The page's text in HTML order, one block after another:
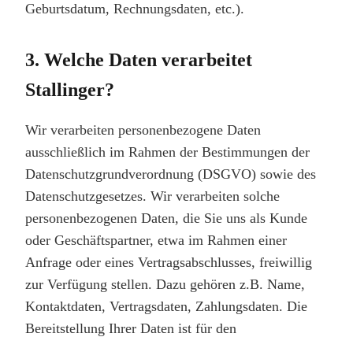
Geburtsdatum, Rechnungsdaten, etc.).
3. Welche Daten verarbeitet
Stallinger?
Wir verarbeiten personenbezogene Daten
ausschließlich im Rahmen der Bestimmungen der
Datenschutzgrundverordnung (DSGVO) sowie des
Datenschutzgesetzes. Wir verarbeiten solche
personenbezogenen Daten, die Sie uns als Kunde
oder Geschäftspartner, etwa im Rahmen einer
Anfrage oder eines Vertragsabschlusses, freiwillig
zur Verfügung stellen. Dazu gehören z.B. Name,
Kontaktdaten, Vertragsdaten, Zahlungsdaten. Die
Bereitstellung Ihrer Daten ist für den